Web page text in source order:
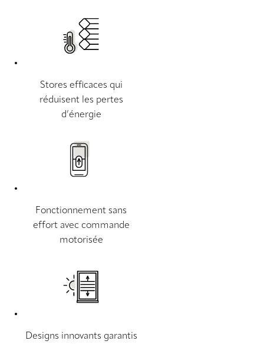
Stores efficaces qui
réduisent les pertes
d’énergie
Fonctionnement sans
effort avec commande
motorisée
Designs innovants garantis